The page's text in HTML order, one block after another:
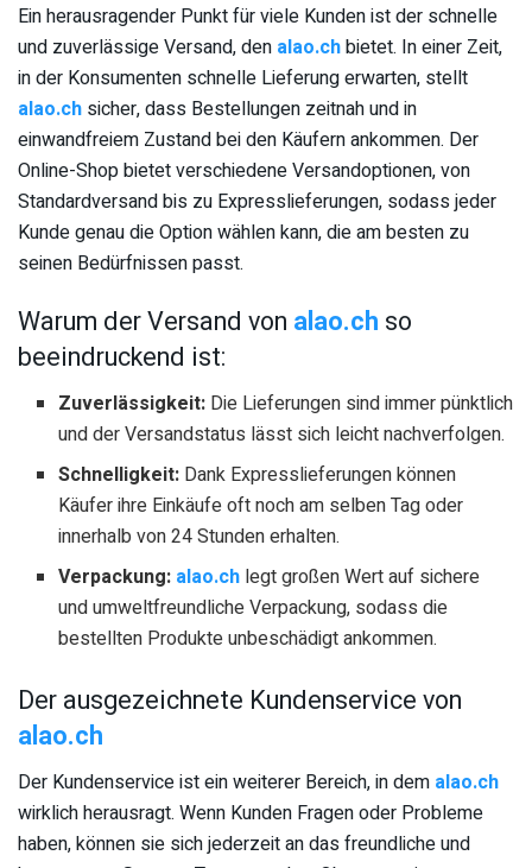
Ein herausragender Punkt für viele Kunden ist der schnelle
und zuverlässige Versand, den alao.chbietet. In einer Zeit,
in der Konsumenten schnelle Lieferung erwarten, stellt
alao.ch sicher, dass Bestellungen zeitnah und in
einwandfreiem Zustand bei den Käufern ankommen. Der
Online-Shop bietet verschiedene Versandoptionen, von
Standardversand bis zu Expresslieferungen, sodass jeder
Kunde genau die Option wählen kann, die am besten zu
seinen Bedürfnissen passt.
Warum der Versand von alao.ch so
beeindruckend ist:
Zuverlässigkeit: Die Lieferungen sind immer pünktlich
und der Versandstatus lässt sich leicht nachverfolgen.
Schnelligkeit: Dank Expresslieferungen können
Käufer ihre Einkäufe oft noch am selben Tag oder
innerhalb von 24 Stunden erhalten.
Verpackung: alao.ch legt großen Wert auf sichere
und umweltfreundliche Verpackung, sodass die
bestellten Produkte unbeschädigt ankommen.
Der ausgezeichnete Kundenservice von
alao.ch
Der Kundenservice ist ein weiterer Bereich, in dem alao.ch
wirklich herausragt. Wenn Kunden Fragen oder Probleme
haben, können sie sich jederzeit an das freundliche und